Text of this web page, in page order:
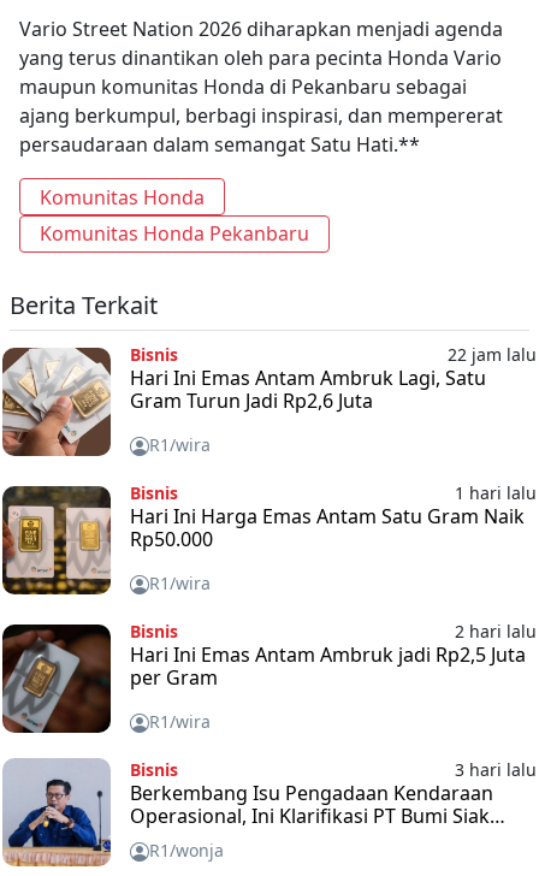
Vario Street Nation 2026 diharapkan menjadi agenda
yang terus dinantikan oleh para pecinta Honda Vario
maupun komunitas Honda di Pekanbaru sebagai
ajang berkumpul, berbagi inspirasi, dan mempererat
persaudaraan dalam semangat Satu Hati.**
Komunitas Honda
Komunitas Honda Pekanbaru
Berita Terkait
Bisnis 22 jam lalu
Hari Ini Emas Antam Ambruk Lagi, Satu
Gram Turun Jadi Rp2,6 Juta
R1/wira
Bisnis 1 hari lalu
Hari Ini Harga Emas Antam Satu Gram Naik
Rp50.000
R1/wira
Bisnis 2 hari lalu
Hari Ini Emas Antam Ambruk jadi Rp2,5 Juta
per Gram
R1/wira
Bisnis 3 hari lalu
Berkembang Isu Pengadaan Kendaraan
Operasional, Ini Klarifikasi PT Bumi Siak
Pusako (BSP)
R1/wonja